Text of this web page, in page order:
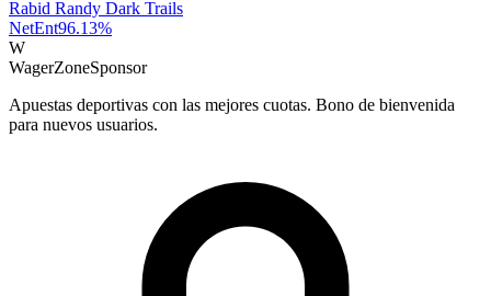
Rabid Randy Dark Trails
NetEnt96.13%
W
WagerZoneSponsor
Apuestas deportivas con las mejores cuotas. Bono de bienvenida
para nuevos usuarios.